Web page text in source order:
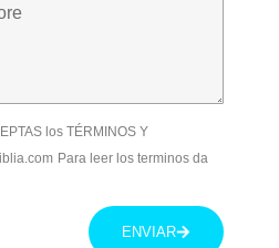
los TÉRMINOS Y
Para leer los terminos da
ENVIAR